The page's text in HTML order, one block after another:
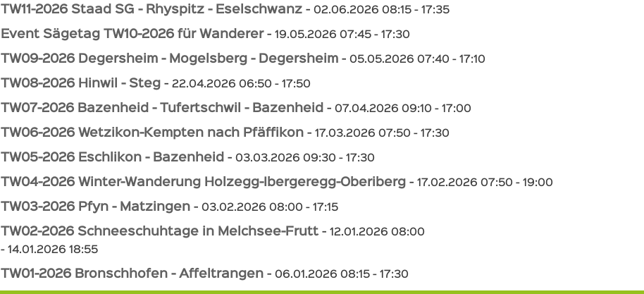
TW11-2026 Staad SG - Rhyspitz - Eselschwanz -02.06.2026 08:15 - 17:35
Event Sägetag TW10-2026 für Wanderer-19.05.2026 07:45 - 17:30
TW09-2026 Degersheim - Mogelsberg - Degersheim -05.05.2026 07:40 - 17:10
TW08-2026 Hinwil - Steg -22.04.2026 06:50 - 17:50
TW07-2026 Bazenheid - Tufertschwil - Bazenheid -07.04.2026 09:10 - 17:00
TW06-2026 Wetzikon-Kempten nach Pfäffikon -17.03.2026 07:50 - 17:30
TW05-2026 Eschlikon - Bazenheid -03.03.2026 09:30 - 17:30
TW04-2026 Winter-Wanderung Holzegg-Ibergeregg-Oberiberg -17.02.2026 07:50 - 19:00
TW03-2026 Pfyn - Matzingen -03.02.2026 08:00 - 17:15
TW02-2026 Schneeschuhtage in Melchsee-Frutt-12.01.2026 08:00
- 14.01.2026 18:55
TW01-2026 Bronschhofen - Affeltrangen -06.01.2026 08:15 - 17:30